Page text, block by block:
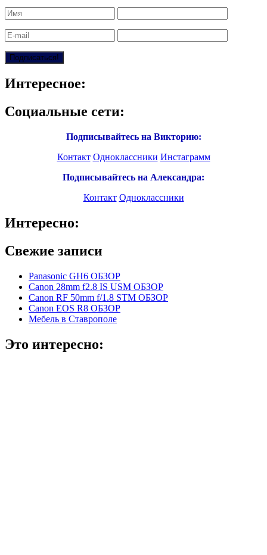
Интересное:
Социальные сети:
Подписывайтесь на Викторию:
Контакт Одноклассники Инстаграмм
Подписывайтесь на Александра:
Контакт Одноклассники
Интересно:
Свежие записи
Panasonic GH6 ОБЗОР
Canon 28mm f2.8 IS USM ОБЗОР
Canon RF 50mm f/1.8 STM ОБЗОР
Canon EOS R8 ОБЗОР
Мебель в Ставрополе
Это интересно: